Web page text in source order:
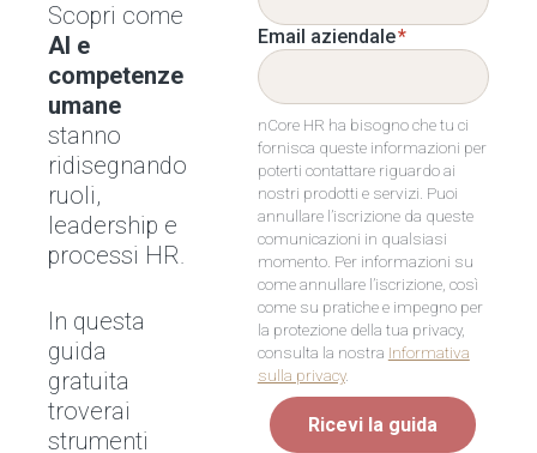
Scopri come
AI e
competenze
umane
stanno
ridisegnando
ruoli,
leadership e
processi HR.
In questa
guida
gratuita
troverai
strumenti
Email aziendale*
nCore HR ha bisogno che tu ci
fornisca queste informazioni per
poterti contattare riguardo ai
nostri prodotti e servizi. Puoi
annullare l’iscrizione da queste
comunicazioni in qualsiasi
momento. Per informazioni su
come annullare l’iscrizione, così
come su pratiche e impegno per
la protezione della tua privacy,
consulta la nostra Informativa
sulla privacy.
Ricevi la guida